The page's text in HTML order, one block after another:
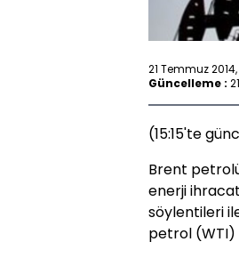
21 Temmuz
Güncelleme :
(15:15'te
Brent
enerji
söylentileri
petrol (WTI)